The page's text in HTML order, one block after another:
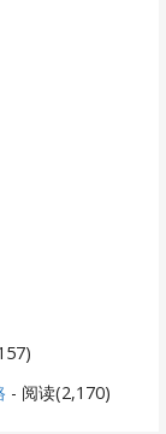
- 阅读(2,170)